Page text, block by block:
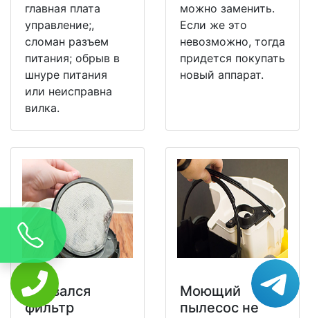
главная плата
управление;,
сломан разъем
питания; обрыв в
шнуре питания
или неисправна
вилка.
можно заменить.
Если же это
невозможно, тогда
придется покупать
новый аппарат.
Порвался
фильтр
Моющий
пылесос не